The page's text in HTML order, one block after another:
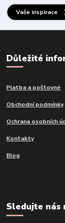
Vaše inspirace
Důležité
Platba a poštovné
Obchodní podmínky
Ochrana osobních
Kontakty
Blog
Sledujte nás